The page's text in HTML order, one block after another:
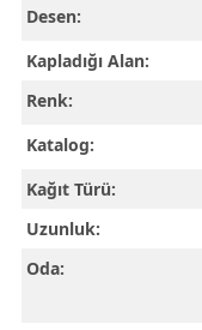
Desen:
Kapladığı Alan:
Renk:
Katalog:
Kağıt Türü:
Uzunluk:
Oda: